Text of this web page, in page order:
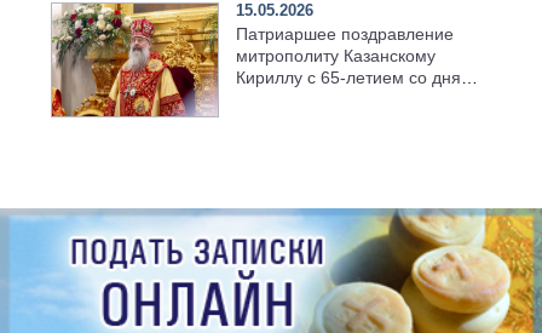
15.05.2026
Патриаршее поздравление
митрополиту Казанскому
Кириллу с 65-летием со дня